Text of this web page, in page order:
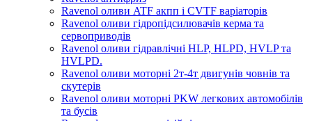
Ravenol оливи ATF акпп і CVTF варіаторів
Ravenol оливи гідропідсилювачів керма та
сервоприводів
Ravenol оливи гідравлічні HLP, HLPD, HVLP та
HVLPD.
Ravenol оливи моторні 2т-4т двигунів човнів та
скутерів
Ravenol оливи моторні PKW легкових автомобілів
та бусів